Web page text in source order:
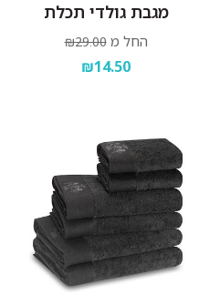
מגבת גולדי תכלת
החל מ ₪29.00
₪14.50